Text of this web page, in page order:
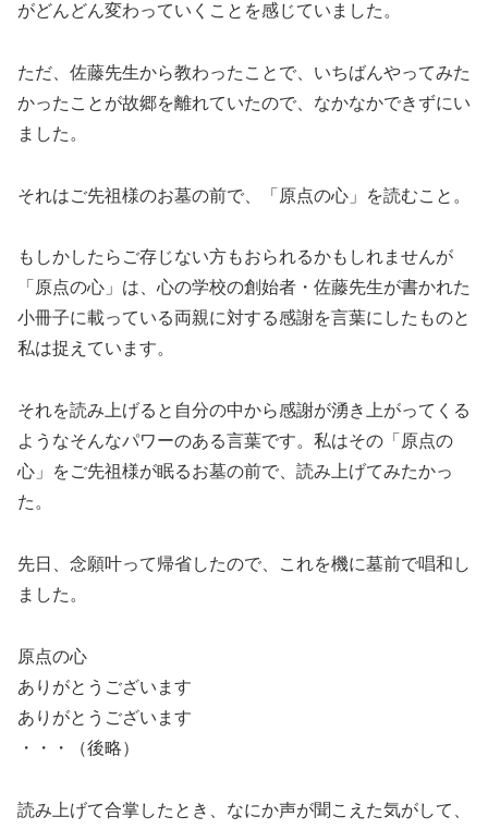
がどんどん変わっていくことを感じていました。
ただ、佐藤先生から教わったことで、いちばんやってみた
かったことが故郷を離れていたので、なかなかできずにい
ました。
それはご先祖様のお墓の前で、「原点の心」を読むこと。
もしかしたらご存じない方もおられるかもしれませんが
「原点の心」は、心の学校の創始者・佐藤先生が書かれた
小冊子に載っている両親に対する感謝を言葉にしたものと
私は捉えています。
それを読み上げると自分の中から感謝が湧き上がってくる
ようなそんなパワーのある言葉です。私はその「原点の
心」をご先祖様が眠るお墓の前で、読み上げてみたかっ
た。
先日、念願叶って帰省したので、これを機に墓前で唱和し
ました。
原点の心
ありがとうございます
ありがとうございます
・・・（後略）
読み上げて合掌したとき、なにか声が聞こえた気がして、